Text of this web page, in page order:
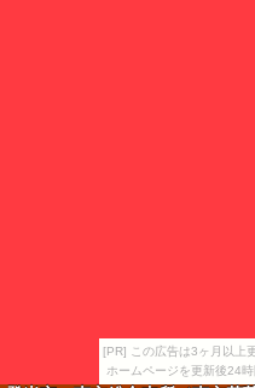
[PR] この広告は3ヶ月以上
ホームページを更新後24